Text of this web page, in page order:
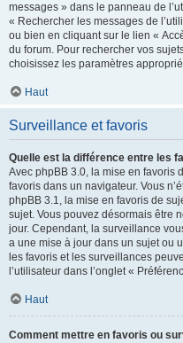
messages » dans le panneau de
« Rechercher les messages de
ou bien en cliquant sur le lien «
du forum. Pour rechercher vos
choisissez les paramètres
Haut
Surveillance et favoris
Quelle est la différence entre les
Avec phpBB 3.0, la mise en favoris
favoris dans un navigateur. Vous
phpBB 3.1, la mise en favoris de
sujet. Vous pouvez désormais être
jour. Cependant, la surveillance
a une mise à jour dans un sujet ou
les favoris et les surveillances
l’utilisateur dans l’onglet «
Haut
Comment mettre en favoris ou